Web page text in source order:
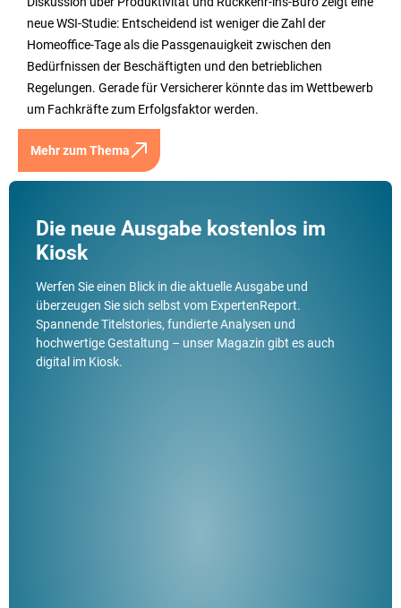
neue WSI-Studie: Entscheidend ist weniger die Zahl der
Homeoffice-Tage als die Passgenauigkeit zwischen den
Bedürfnissen der Beschäftigten und den betrieblichen
Regelungen. Gerade für Versicherer könnte das im Wettbewerb
um Fachkräfte zum Erfolgsfaktor werden.
Mehr zum Thema
Die neue Ausgabe kostenlos im
Kiosk
Werfen Sie einen Blick in die aktuelle Ausgabe und
überzeugen Sie sich selbst vom ExpertenReport.
Spannende Titelstories, fundierte Analysen und
hochwertige Gestaltung – unser Magazin gibt es auch
digital im Kiosk.